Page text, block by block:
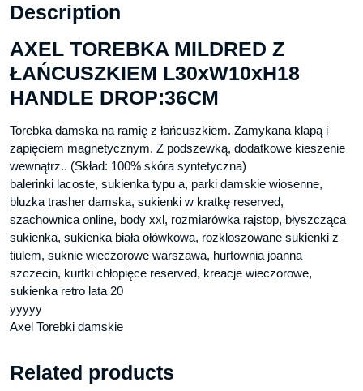
Description
AXEL TOREBKA MILDRED Z
ŁAŃCUSZKIEM L30xW10xH18
HANDLE DROP:36CM
Torebka damska na ramię z łańcuszkiem. Zamykana klapą i
zapięciem magnetycznym. Z podszewką, dodatkowe kieszenie
wewnątrz.. (Skład: 100% skóra syntetyczna)
balerinki lacoste, sukienka typu a, parki damskie wiosenne,
bluzka trasher damska, sukienki w kratkę reserved,
szachownica online, body xxl, rozmiarówka rajstop, błyszcząca
sukienka, sukienka biała ołówkowa, rozkloszowane sukienki z
tiulem, suknie wieczorowe warszawa, hurtownia joanna
szczecin, kurtki chłopięce reserved, kreacje wieczorowe,
sukienka retro lata 20
yyyyy
Axel Torebki damskie
Related products